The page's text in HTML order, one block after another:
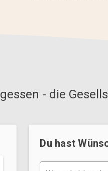
- die
Du hast